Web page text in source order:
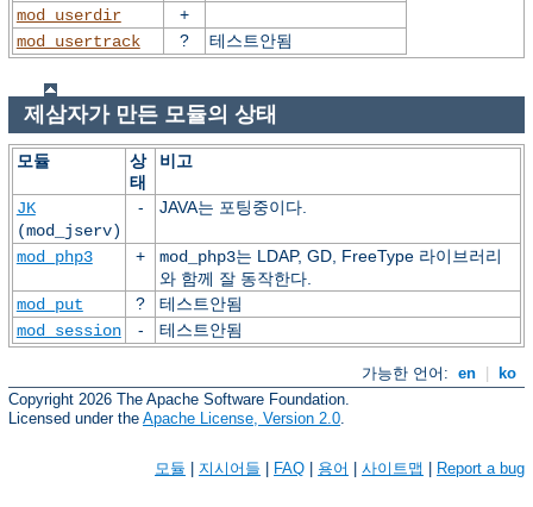
mod_userdir
+
mod_usertrack
? 테스트안됨
제삼자가 만든 모듈의 상태
모듈
상
태
비고
JK
(mod_jserv)
- JAVA는 포팅중이다.
mod_php3 + mod_php3는 LDAP, GD, FreeType 라이브러리
와 함께 잘 동작한다.
mod_put
?
테스트안됨
mod_session
- 테스트안됨
가능한 언어: en
ko
Copyright 2026 The Apache Software Foundation.
Licensed under the Apache License, Version 2.0.
모듈 지시어들 FAQ 용어 사이트맵 Report a bug